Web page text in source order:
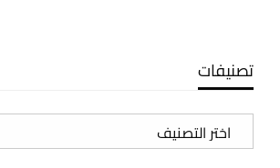
تصنيفات
تصنيفات